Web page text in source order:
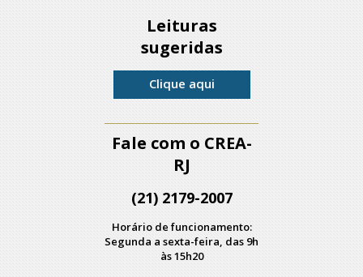
Leituras
sugeridas
Clique aqui
Fale com o CREA-
RJ
(21) 2179-2007
Horário de funcionamento:
Segunda a sexta-feira, das 9h
às 15h20